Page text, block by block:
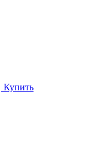
Купить